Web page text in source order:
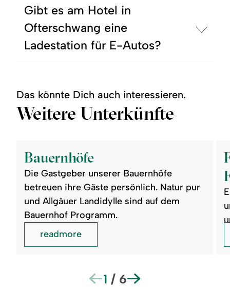
Gibt es am Hotel in
Ofterschwang eine
Ladestation für E-Autos?
Das könnte Dich auch interessieren.
Weitere Unterkünfte
Bauernhöfe
Die Gastgeber unserer Bauernhöfe
betreuen ihre Gäste persönlich. Natur pur
und Allgäuer Landidylle sind auf dem
Bauernhof Programm.
Bauernhöfe
readmore
1 / 6